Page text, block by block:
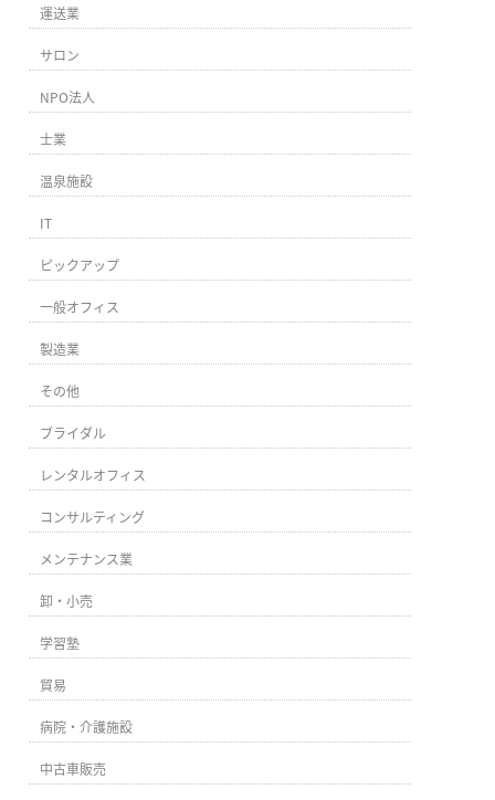
運送業
サロン
NPO法人
士業
温泉施設
IT
ピックアップ
一般オフィス
製造業
その他
ブライダル
レンタルオフィス
コンサルティング
メンテナンス業
卸・小売
学習塾
貿易
病院・介護施設
中古車販売